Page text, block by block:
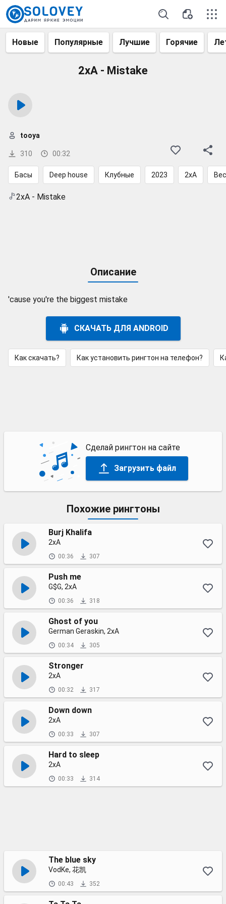
Новые Популярные Лучшие Горячие
2xA - Mistake
310 00:32
tooya
Басы Deep house Клубные 2023 2xA
2xA - Mistake
Описание
'cause you're the biggest mistake
СКАЧАТЬ ДЛЯ ANDROID
Как скачать? Как установить рингтон на телефон?
Сделай рингтон на сайте
Загрузить файл
Похожие рингтоны
Burj Khalifa
2xA
00:36 307
Push me
G$G, 2xA
00:36 318
Ghost of you
German Geraskin, 2xA
00:34 305
Stronger
2xA
00:32 317
Down down
2xA
00:33 307
Hard to sleep
2xA
00:33 314
The blue sky
VodKe, 花凯
00:43 352